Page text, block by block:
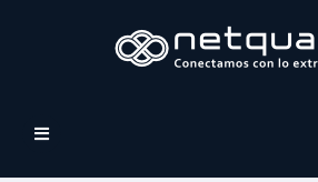
Přepnout